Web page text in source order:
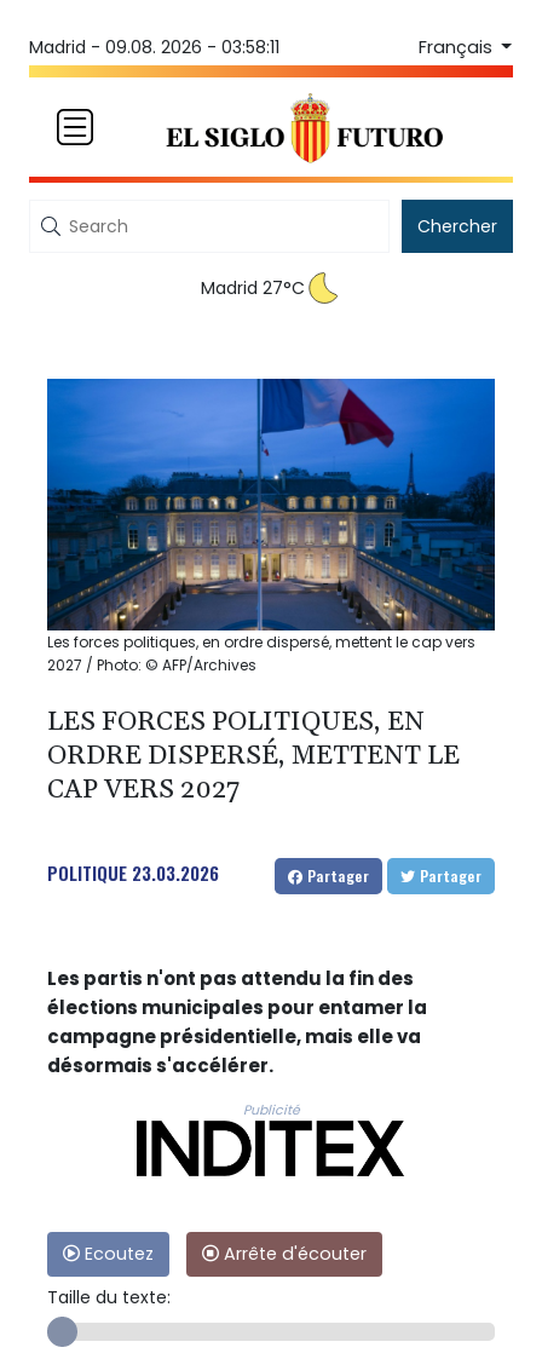
Madrid - 09.08. 2026 - 03:58:11 Français
Chercher
Madrid 27°C
Les forces politiques, en ordre dispersé, mettent le cap vers
2027 / Photo: © AFP/Archives
LES FORCES POLITIQUES, EN
ORDRE DISPERSÉ, METTENT LE
CAP VERS 2027
POLITIQUE 23.03.2026 Partager Partager
Les partis n'ont pas attendu la fin des
élections municipales pour entamer la
campagne présidentielle, mais elle va
désormais s'accélérer.
Publicité
Ecoutez
Arrête d'écouter
Taille du texte: